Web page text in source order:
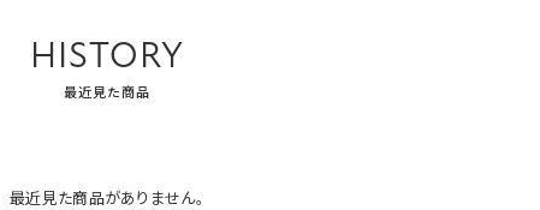
HISTORY
最近見た商品
最近見た商品がありません。